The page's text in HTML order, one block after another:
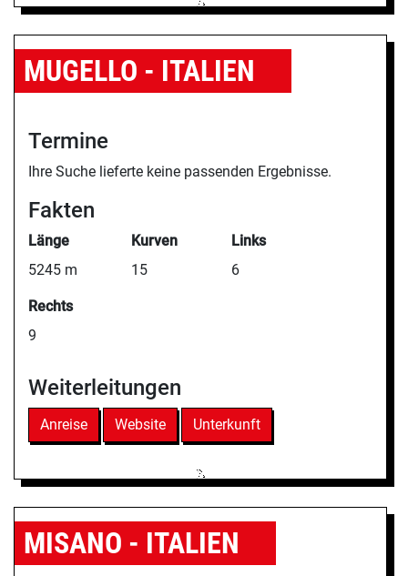
MUGELLO - ITALIEN
Termine
Ihre Suche lieferte keine passenden Ergebnisse.
Fakten
Länge
5245 m
Kurven
15
Links
6
Rechts
9
Weiterleitungen
Anreise Website Unterkunft
MISANO - ITALIEN